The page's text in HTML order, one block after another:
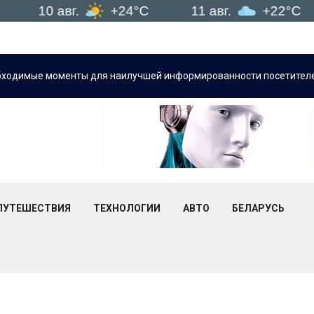
10 авг. +24°C 11 авг. +22°C
моменты для наилучшей информированности
ТЕХНОЛОГИИ АВТО БЕЛАРУСЬ